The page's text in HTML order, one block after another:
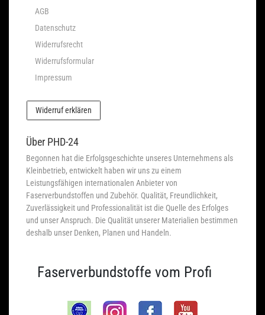
AGB
Datenschutz
Widerrufsrecht
Widerrufsformular
Impressum
Widerruf erklären
Über PHD-24
Begonnen hat die Erfolgsgeschichte unseres Unternehmens als
Kleinbetrieb, entwickelt haben wir uns zu einem
Leistungsfähigen internationalen Anbieter von
Faserverbundstoffen und Zubehör. Qualität, Freundlichkeit,
Zuverlässigkeit und Professionalität ist die Quelle des Erfolges
und unser Anspruch. Die Qualität unserer Materialien bestimmen
deshalb unser Denken, Planen und Handeln.
Faserverbundstoffe vom Profi